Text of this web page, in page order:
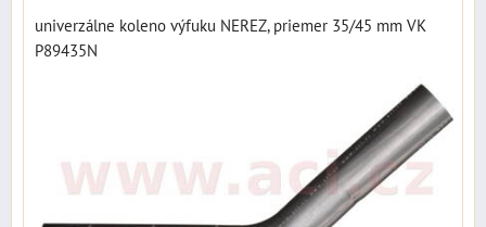
univerzálne koleno výfuku NEREZ, priemer 35/45 mm VK
P89435N